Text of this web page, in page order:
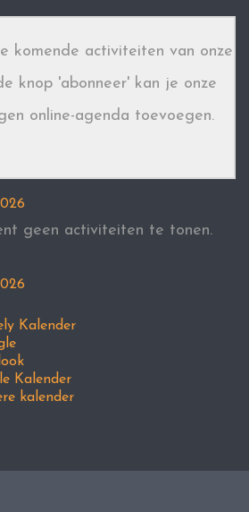
komende activiteiten van onze
knop 'abonneer' kan je onze
online-agenda toevoegen.
geen activiteiten te tonen.
Kalender
Kalender
kalender